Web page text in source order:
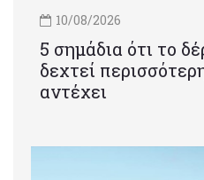
10/08/2026
5 σημάδια ότι το
δεχτεί
αντέχει